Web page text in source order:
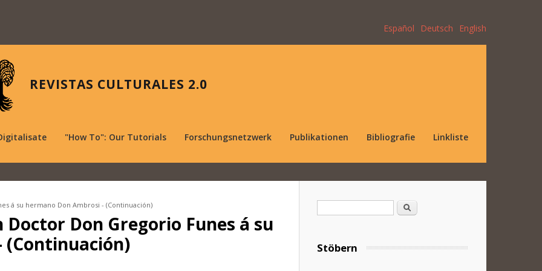
Español Deutsch English
REVISTAS CULTURALES 2.0
"How To": Our Tutorials Forschungsnetzwerk Publikationen Bibliografie Linkliste
á su hermano Don Ambrosi - (Continuación)
Don Gregorio Funes á su
(Continuación)
Suche
Stöbern